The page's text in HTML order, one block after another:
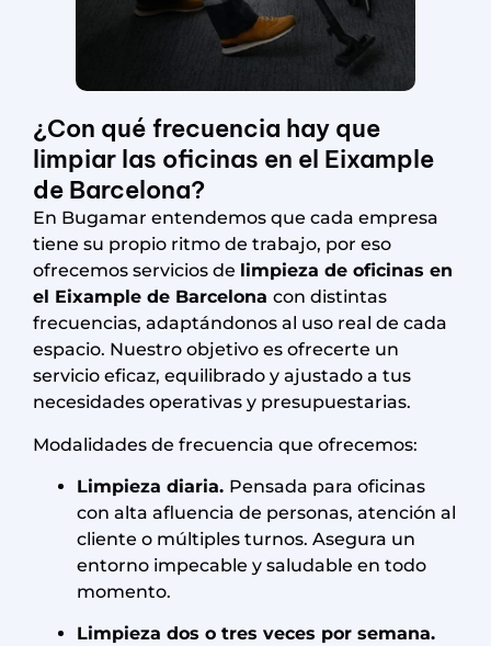
¿Con qué frecuencia hay que
limpiar las oficinas en el Eixample
de Barcelona?
En Bugamar entendemos que cada empresa
tiene su propio ritmo de trabajo, por eso
ofrecemos servicios de limpieza de oficinas en
el Eixample de Barcelona con distintas
frecuencias, adaptándonos al uso real de cada
espacio. Nuestro objetivo es ofrecerte un
servicio eficaz, equilibrado y ajustado a tus
necesidades operativas y presupuestarias.
Modalidades de frecuencia que ofrecemos:
Limpieza diaria. Pensada para oficinas
con alta afluencia de personas, atención al
cliente o múltiples turnos. Asegura un
entorno impecable y saludable en todo
momento.
Limpieza dos o tres veces por semana.